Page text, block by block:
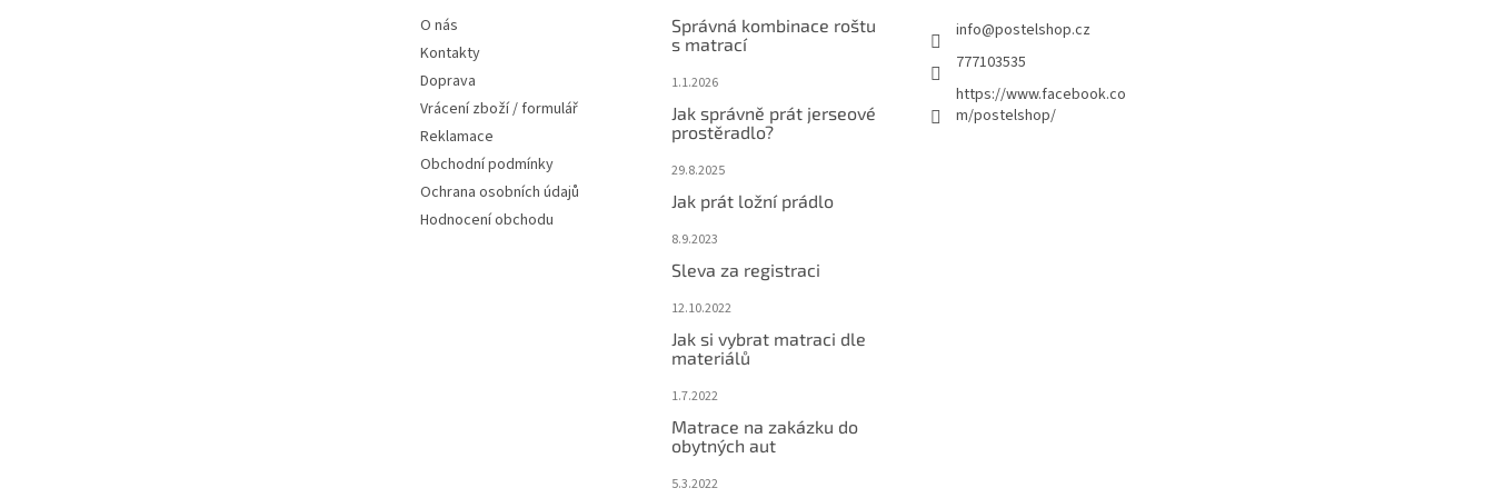
O nás
Kontakty
Doprava
Vrácení zboží / formulář
Reklamace
Obchodní podmínky
Ochrana osobních údajů
Hodnocení obchodu
Správná kombinace roštu
s matrací
1.1.2026
Jak správně prát jerseové
prostěradlo?
29.8.2025
Jak prát ložní prádlo
8.9.2023
Sleva za registraci
12.10.2022
Jak si vybrat matraci dle
materiálů
1.7.2022
Matrace na zakázku do
obytných aut
5.3.2022
info@postelshop.cz
777103535
https://www.facebook.co
m/postelshop/